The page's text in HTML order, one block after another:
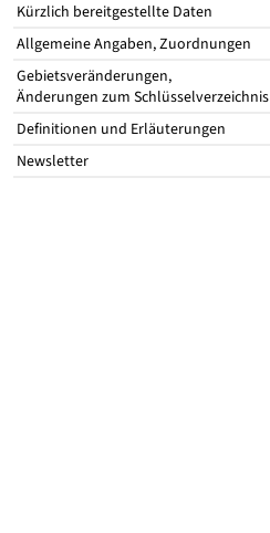
Kürzlich bereitgestellte Daten
Allgemeine Angaben, Zuordnungen
Gebietsveränderungen,
Änderungen zum Schlüsselverzeichnis
Definitionen und Erläuterungen
Newsletter